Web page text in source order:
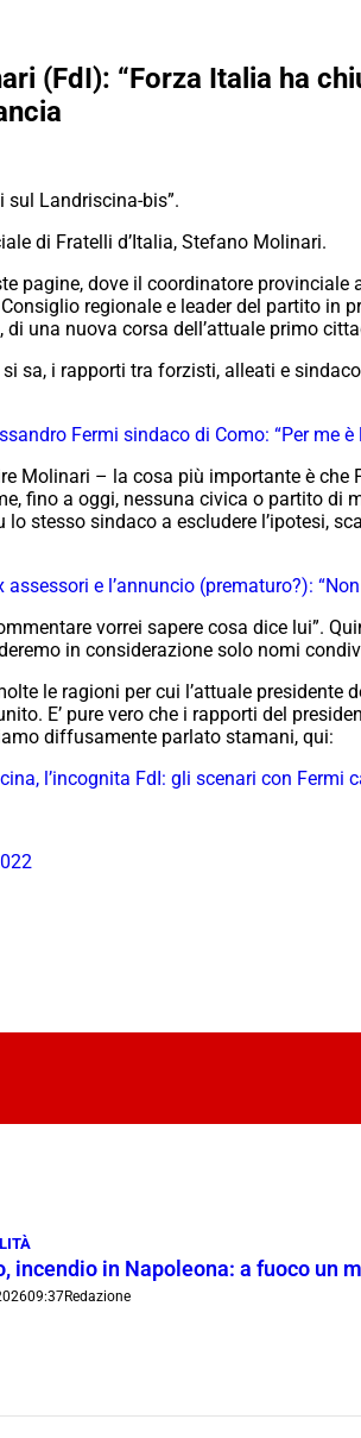
(FdI): “Forza Italia ha
sul Landriscina-bis”.
di Fratelli d’Italia, Stefano Molinari.
pagine, dove il coordinatore
regionale e leader del partito in
una nuova corsa dell’attuale primo
sa, i rapporti tra forzisti, alleati e
Fermi sindaco di Como: “Per me è
Molinari – la cosa più importante è
fino a oggi, nessuna civica o partito
stesso sindaco a escludere l’ipotesi,
e l’annuncio (prematuro?):
vorrei sapere cosa dice lui”.
in considerazione solo nomi
le ragioni per cui l’attuale
E’ pure vero che i rapporti del
diffusamente parlato stamani, qui:
l’incognita FdI: gli scenari con Fermi
incendio in Napoleona: a fuoco un
09:37Redazione